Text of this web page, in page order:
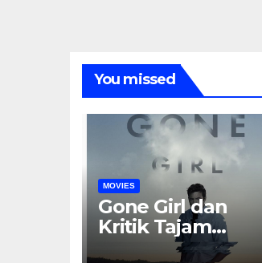
You missed
MOVIES
Gone Girl dan
Kritik Tajam
terhadap